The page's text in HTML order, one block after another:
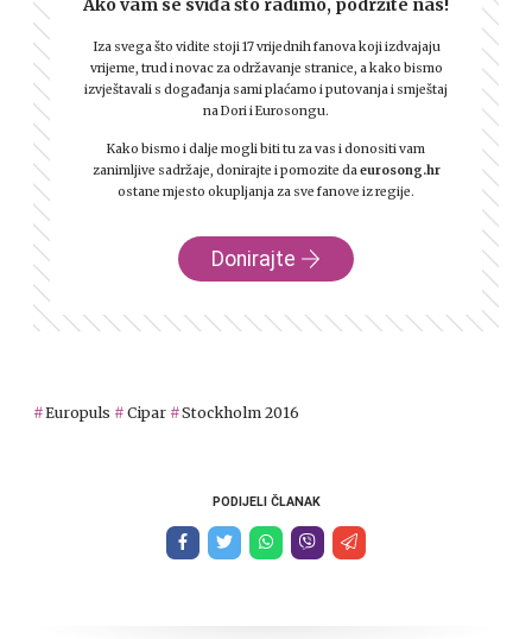
Ako vam se sviđa što radimo, podržite nas!
Iza svega što vidite stoji 17 vrijednih fanova koji izdvajaju
vrijeme, trud i novac za održavanje stranice, a kako bismo
izvještavali s događanja sami plaćamo i putovanja i smještaj
na Dori i Eurosongu.
Kako bismo i dalje mogli biti tu za vas i donositi vam
zanimljive sadržaje, donirajte i pomozite daeurosong.hr
ostane mjesto okupljanja za sve fanove iz regije.
Donirajte
Europuls Cipar Stockholm 2016
PODIJELI ČLANAK